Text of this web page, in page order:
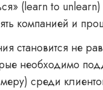
(learn to
компанией и
становится не
необходимо
среди